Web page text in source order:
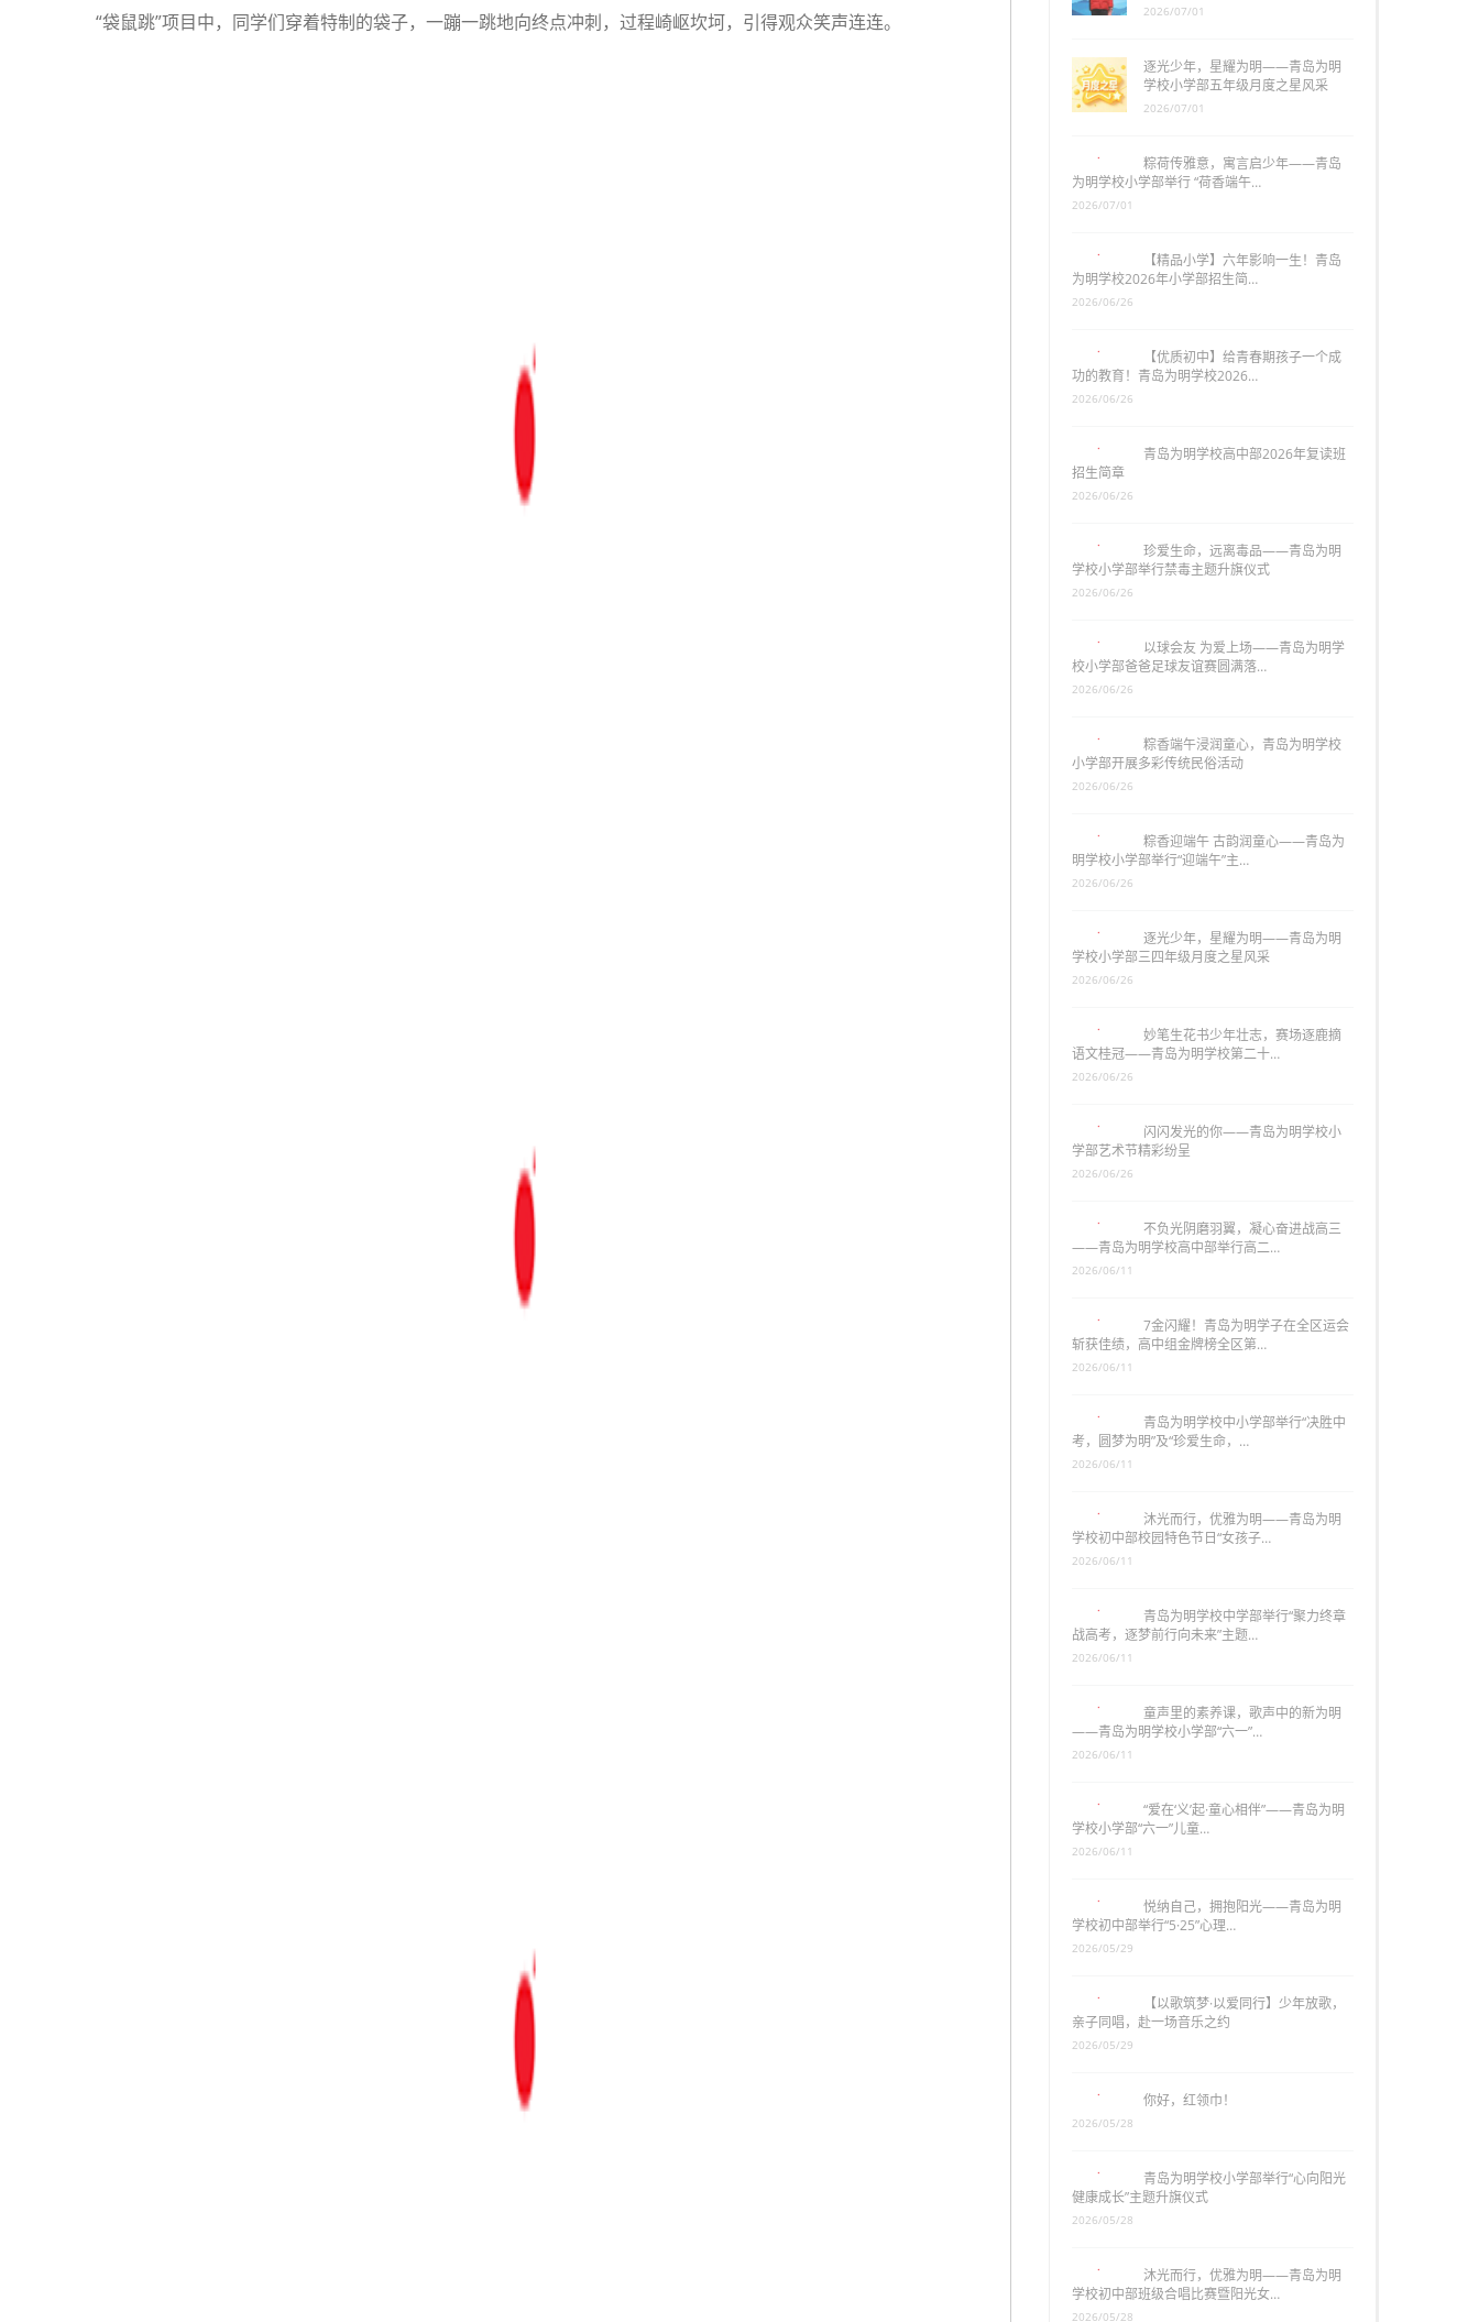
“袋鼠跳”项目中，同学们穿着特制的袋子，一蹦一跳地向终点冲刺，过程崎岖坎坷，引得观众笑声连连。
2026/07/01
逐光少年，星耀为明——青岛为明
学校小学部五年级月度之星风采
2026/07/01
粽荷传雅意，寓言启少年——青岛
为明学校小学部举行 “荷香端午…
【精品小学】六年影响一生！青岛
为明学校2026年小学部招生简…
【优质初中】给青春期孩子一个成
功的教育！青岛为明学校2026…
青岛为明学校高中部2026年复读班
珍爱生命，远离毒品——青岛为明
学校小学部举行禁毒主题升旗仪式
以球会友 为爱上场——青岛为明学
校小学部爸爸足球友谊赛圆满落…
2026/06/26
粽香端午浸润童心，青岛为明学校
小学部开展多彩传统民俗活动
粽香迎端午 古韵润童心——青岛为
明学校小学部举行“迎端午”主…
逐光少年，星耀为明——青岛为明
学校小学部三四年级月度之星风采
2026/06/26
妙笔生花书少年壮志，赛场逐鹿摘
语文桂冠——青岛为明学校第二十…
2026/06/26
闪闪发光的你——青岛为明学校小
学部艺术节精彩纷呈
2026/06/26
不负光阴磨羽翼，凝心奋进战高三
——青岛为明学校高中部举行高二…
2026/06/11
7金闪耀！青岛为明学子在全区运会
斩获佳绩，高中组金牌榜全区第…
2026/06/11
青岛为明学校中小学部举行“决胜中
考，圆梦为明”及“珍爱生命，…
2026/06/11
沐光而行，优雅为明——青岛为明
学校初中部校园特色节日“女孩子…
2026/06/11
青岛为明学校中学部举行“聚力终章
战高考，逐梦前行向未来”主题…
2026/06/11
童声里的素养课，歌声中的新为明
——青岛为明学校小学部“六一”…
2026/06/11
“爱在‘义’起·童心相伴”——青岛为明
学校小学部“六一”儿童…
2026/06/11
悦纳自己，拥抱阳光——青岛为明
学校初中部举行“5·25”心理…
2026/05/29
【以歌筑梦·以爱同行】少年放歌，
亲子同唱，赴一场音乐之约
2026/05/29
你好，红领巾！
2026/05/28
青岛为明学校小学部举行“心向阳光
健康成长”主题升旗仪式
2026/05/28
沐光而行，优雅为明——青岛为明
学校初中部班级合唱比赛暨阳光女…
2026/05/28